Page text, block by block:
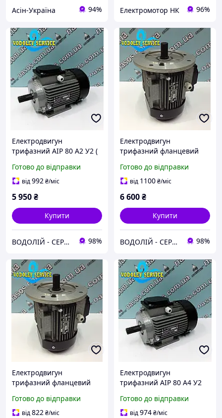
Асін-Україна 94% Електромотор НК 96%
Електродвигун
трифазний АІР 80 А2 У2 (
220/380 "Промелектро-
Харків"
Готово до відправки
від992₴/міс
5 950₴
Купити
ВОДОЛІЙ - СЕРВІС 98%
Електродвигун
трифазний фланцевий
об./хв) "Промелектро-
Харків"
Готово до відправки
від 1100₴/міс
6 600₴
Купити
ВОДОЛІЙ - СЕРВІС 98%
Електродвигун
трифазний фланцевий
1400 об/хв ) 220/380
"Промелектро-Харків"
Готово до відправки
від822₴/міс
Електродвигун
трифазний АІР 80 A4 У2
220/380 "Промелектро-
Харків"
Готово до відправки
від974₴/міс